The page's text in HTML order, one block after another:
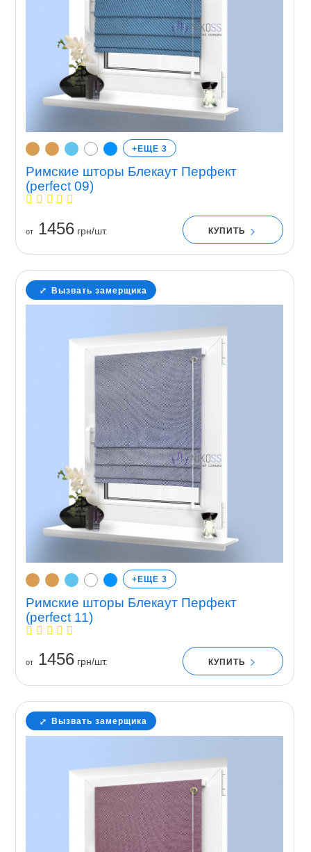
+ЕЩЕ 3
Римские шторы Блекаут Перфект
(perfect 09)
от1456грн/шт. КУПИТЬ
Вызвать замерщика
+ЕЩЕ 3
Римские шторы Блекаут Перфект
(perfect 11)
от1456грн/шт. КУПИТЬ
Вызвать замерщика